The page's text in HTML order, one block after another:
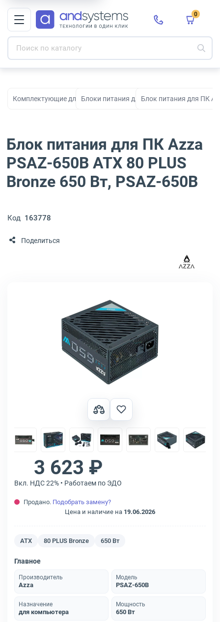
0
Комплектующие для ПК, сборки и модернизации
Блоки питания для компьютеров
Блок питания для ПК
Блок питания для ПК Azza
PSAZ-650B ATX 80 PLUS
Bronze 650 Вт, PSAZ-650B
Код 163778
Поделиться
3 623 ₽
Вкл. НДС 22% • Работаем по ЭДО
Продано. Подобрать замену?
Цена и наличие на 19.06.2026
ATX 80 PLUS Bronze 650 Вт
Главное
Производитель
Azza
Модель
PSAZ-650B
Назначение
для компьютера
Мощность
650 Вт